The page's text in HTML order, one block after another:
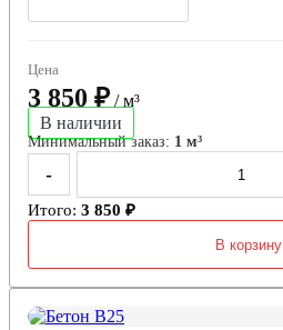
Цена
3 850 ₽ / м³
В наличии
Минимальный заказ: 1 м³
-
Итого: 3 850 ₽
В корзину